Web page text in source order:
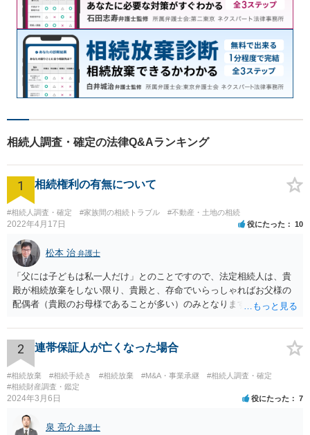
相続人調査・確定の法律Q&Aランキング
1 相続権利の有無について
#相続人調査・確定 #家族間の相続トラブル #不動産・土地の相続
2022年4月17日 役にたった 10
松本 治 弁護士
「父には子どもは私一人だけ」とのことですので、法定相続人は、貴
殿が相続放棄をしない限り、貴殿と、存命でいらっしゃればお父様の
配偶者（貴殿のお母様であることが多い）のみとなります。遺言がな
2 連帯保証人が亡くなった場合
#相続放棄 #相続手続き #相続放棄 #M&A・事業承継
#相続人調査・確定
#相続財産調査・鑑定
2024年3月6日 役にたった 7
泉 亮介 弁護士